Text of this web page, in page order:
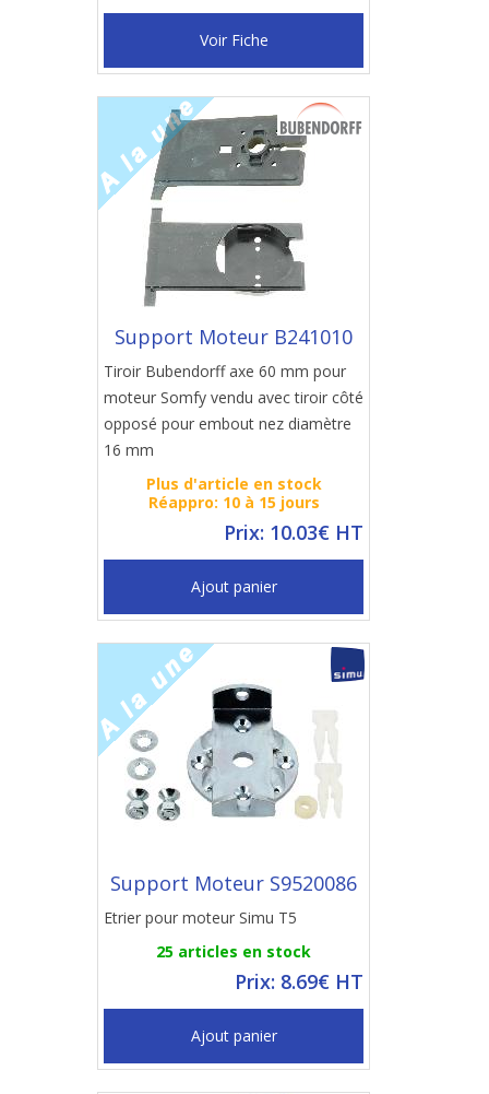
Voir Fiche
Support Moteur B241010
Tiroir Bubendorff axe 60 mm pour
moteur Somfy vendu avec tiroir côté
opposé pour embout nez diamètre
16 mm
Plus d'article en stock
Réappro: 10 à 15 jours
Prix: 10.03€ HT
Ajout panier
Support Moteur S9520086
Etrier pour moteur Simu T5
25 articles en stock
Prix: 8.69€ HT
Ajout panier